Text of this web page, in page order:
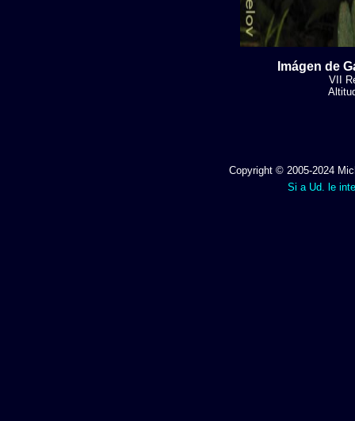
Imágen de
VII
Copyright © 2005-2024
Si a Ud. le